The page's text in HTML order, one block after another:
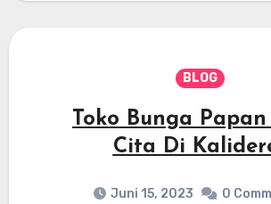
BLOG
Toko Bunga
Cita Di
Juni 15, 2023 0